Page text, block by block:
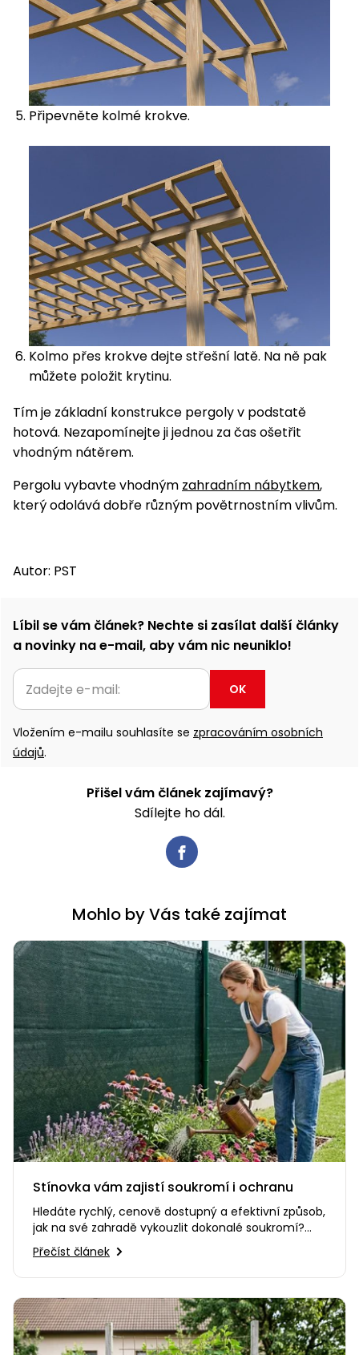
Připevněte kolmé krokve.
Kolmo přes krokve dejte střešní latě. Na ně pak
můžete položit krytinu.
Tím je základní konstrukce pergoly v podstatě
hotová. Nezapomínejte ji jednou za čas ošetřit
vhodným nátěrem.
Pergolu vybavte vhodným zahradním nábytkem,
který odolává dobře různým povětrnostním vlivům.
Autor: PST
Líbil se vám článek? Nechte si zasílat další články
a novinky na e-mail, aby vám nic neuniklo!
OK
Vložením e-mailu souhlasíte se zpracováním osobních
údajů.
Přišel vám článek zajímavý?
Sdílejte ho dál.
Mohlo by Vás také zajímat
Stínovka vám zajistí soukromí i ochranu
Hledáte rychlý, cenově dostupný a efektivní způsob,
jak na své zahradě vykouzlit dokonalé soukromí?
Nebo potřebujete…
Přečíst článek